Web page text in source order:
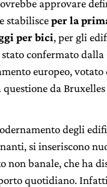
approvare
stabilisceper la
per bici, per gli
confermato dalla
europeo,
questione da
degli
si inseriscono
non banale, che ha
quotidiano.